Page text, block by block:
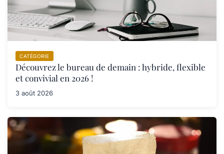
CATÉGORIE
Découvrez le bureau de demain : hybride, flexible
et convivial en 2026 !
3 août 2026